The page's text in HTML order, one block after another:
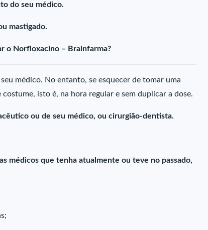
do seu médico.
mastigado.
o Norfloxacino – Brainfarma?
médico. No entanto, se esquecer de tomar uma
isto é, na hora regular e sem duplicar a dose.
ou de seu médico, ou cirurgião-dentista.
médicos que tenha atualmente ou teve no passado,